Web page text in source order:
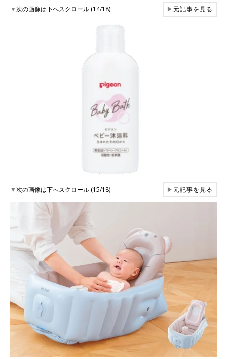
▼次の画像は下へスクロール (14/18) ▶元記事を見る
▼次の画像は下へスクロール (15/18) ▶元記事を見る